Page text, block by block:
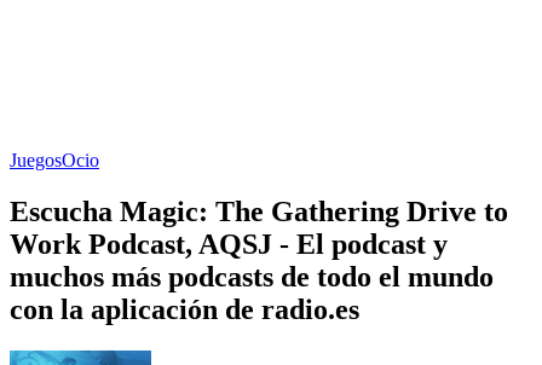
JuegosOcio
Escucha Magic: The Gathering Drive to
Work Podcast, AQSJ - El podcast y
muchos más podcasts de todo el mundo
con la aplicación de radio.es